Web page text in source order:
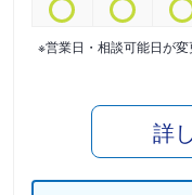
※営業日・相談可能日が
詳